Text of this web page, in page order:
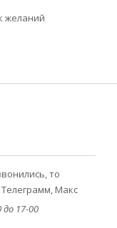
желаний
то
Макс
17-00